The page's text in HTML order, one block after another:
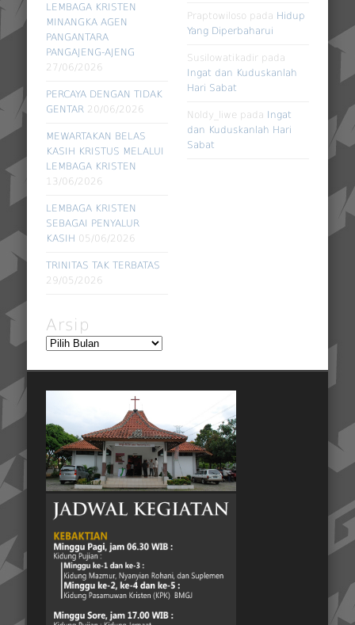
LEMBAGA KRISTEN
MINANGKA AGEN
PANGANTARA
PANGAJENG-AJENG
27/06/2026
PERCAYA DENGAN TIDAK
GENTAR 20/06/2026
MEWARTAKAN BELAS
KASIH KRISTUS MELALUI
LEMBAGA KRISTEN
13/06/2026
LEMBAGA KRISTEN
SEBAGAI PENYALUR
KASIH 05/06/2026
TRINITAS TAK TERBATAS
29/05/2026
Praptowiloso pada Hidup
Yang Diperbaharui
Susilowatikadir pada
Ingat dan Kuduskanlah
Hari Sabat
Noldy_liwe pada Ingat
dan Kuduskanlah Hari
Sabat
Arsip
Arsip